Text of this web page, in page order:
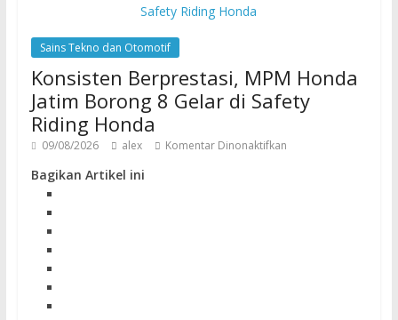
Sains Tekno dan Otomotif
Konsisten Berprestasi, MPM Honda
Jatim Borong 8 Gelar di Safety
Riding Honda
09/08/2026 alex Komentar Dinonaktifkan
Bagikan Artikel ini